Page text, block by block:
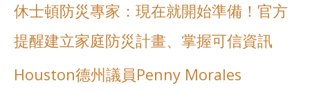
休士頓防災專家：現在就開始準備！官方
提醒建立家庭防災計畫、掌握可信資訊
Houston德州議員Penny Morales